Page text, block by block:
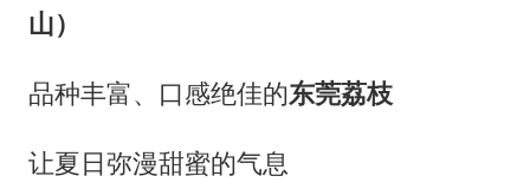
山）
品种丰富、口感绝佳的东莞荔枝
让夏日弥漫甜蜜的气息